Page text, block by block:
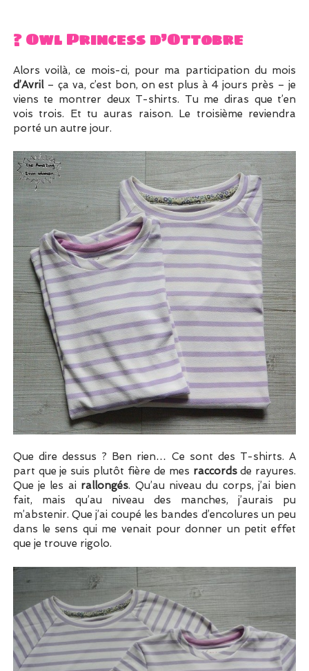
? Owl Princess d’Ottobre
Alors voilà, ce mois-ci, pour ma participation du mois
d’Avril– ça va, c’est bon, on est plus à 4 jours près – je
viens te montrer deux T-shirts. Tu me diras que t’en
vois trois. Et tu auras raison. Le troisième reviendra
porté un autre jour.
Que dire dessus ? Ben rien… Ce sont des T-shirts. A
part que je suis plutôt fière de mes raccordsde rayures.
Que je les ai rallongés. Qu’au niveau du corps, j’ai bien
fait, mais qu’au niveau des manches, j’aurais pu
m’abstenir. Que j’ai coupé les bandes d’encolures un peu
dans le sens qui me venait pour donner un petit effet
que je trouve rigolo.